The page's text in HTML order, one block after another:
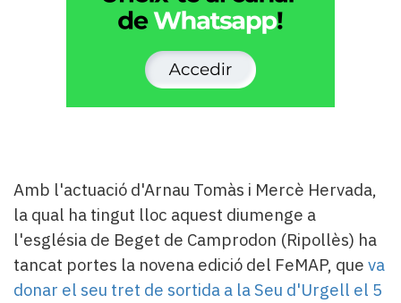
Amb l'actuació d'Arnau Tomàs i Mercè Hervada,
la qual ha tingut lloc aquest diumenge a
l'església de Beget de Camprodon (Ripollès) ha
tancat portes la novena edició del FeMAP, que va
donar el seu tret de sortida a la Seu d'Urgell el 5